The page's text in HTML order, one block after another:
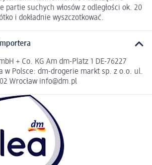
partie suchych włosów z odległości ok. 20
i dokładnie wyszczotkować.
+ Co. KG Am dm-Platz 1 DE-76227
w Polsce: dm-drogerie markt sp. z o.o. ul.
Wrocław info@dm.pl